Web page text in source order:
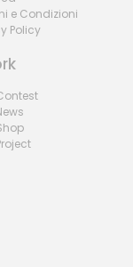
e Condizioni
Policy